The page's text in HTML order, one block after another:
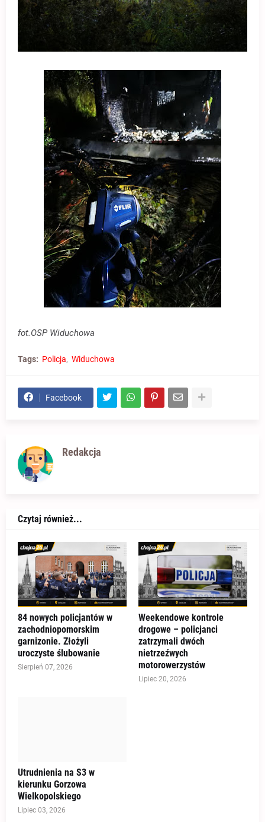
fot.OSP Widuchowa
Tags: Policja Widuchowa
Facebook
Redakcja
Czytaj również...
84 nowych policjantów w
zachodniopomorskim
garnizonie. Złożyli
uroczyste ślubowanie
Sierpień 07, 2026
Weekendowe kontrole
drogowe – policjanci
zatrzymali dwóch
nietrzeźwych
motorowerzystów
Lipiec 20, 2026
Utrudnienia na S3 w
kierunku Gorzowa
Wielkopolskiego
Lipiec 03, 2026